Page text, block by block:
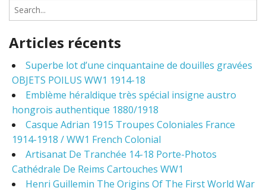
e
r
h
o
Articles récents
Superbe lot d’une cinquantaine de douilles gravées
OBJETS POILUS WW1 1914-18
Emblème héraldique très spécial insigne austro
hongrois authentique 1880/1918
Casque Adrian 1915 Troupes Coloniales France
1914-1918 / WW1 French Colonial
Artisanat De Tranchée 14-18 Porte-Photos
Cathédrale De Reims Cartouches WW1
Henri Guillemin The Origins Of The First World War